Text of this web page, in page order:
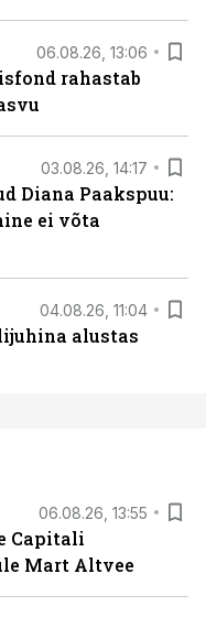
06.08.26, 13:06
rahastab
03.08.26, 14:17
Diana Paakspuu:
ei võta
04.08.26, 11:04
alustas
06.08.26, 13:55
Capitali
Mart Altvee